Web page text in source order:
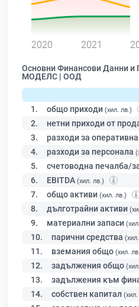
2020 2021
Основни Финансови Данни и
МОДЕЛС | ООД
1. общо приходи (хил. лв.)
2. нетни приходи от
3. разходи за
4. разходи за персонала
5. счетоводна печалба/
6. EBITDA (хил. лв.)
7. общо активи (хил. лв.)
8. дълготрайни активи
9. материални запаси
10. парични средства
11. вземания общо (хил.
12. задължения общо
13. задължения към
14. собствен капитал